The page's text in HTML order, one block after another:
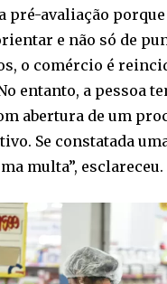
pré-avaliação
e não só de
o comércio é
entanto, a pessoa
abertura de um
Se constatada
multa”, esclareceu.